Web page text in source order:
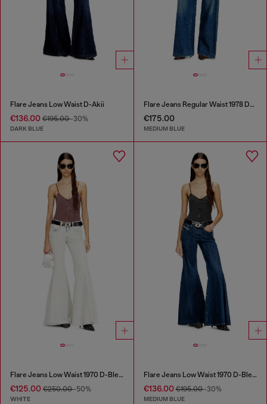
Flare Jeans Low Waist D-Akii
€136.00 €195.00-30%
DARK BLUE
Flare Jeans Regular Waist 1978 D-Akemi
€175.00
MEDIUM BLUE
Flare Jeans Low Waist 1970 D-Bleess
€125.00 €250.00-50%
WHITE
Flare Jeans Low Waist 1970 D-Bleess
€136.00€195.00-30%
MEDIUM BLUE